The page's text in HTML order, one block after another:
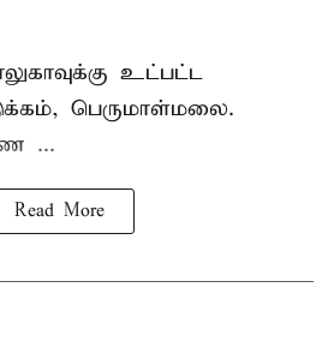
உட்பட்ட
பெருமாள்மலை.
...
Read More